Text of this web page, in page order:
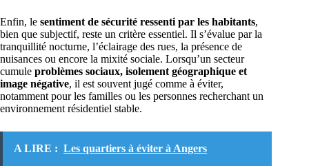
Enfin, le sentiment de sécurité ressenti par les habitants,
bien que subjectif, reste un critère essentiel. Il s’évalue par la
tranquillité nocturne, l’éclairage des rues, la présence de
nuisances ou encore la mixité sociale. Lorsqu’un secteur
cumule problèmes sociaux, isolement géographique et
image négative, il est souvent jugé comme à éviter,
notamment pour les familles ou les personnes recherchant un
environnement résidentiel stable.
A LIRE : Les quartiers à éviter à Angers